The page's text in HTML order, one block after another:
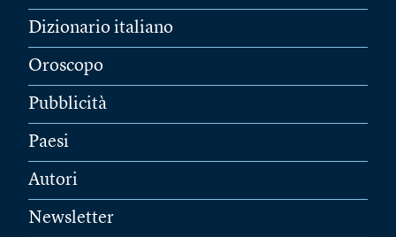
Dizionario italiano
Oroscopo
Pubblicità
Paesi
Autori
Newsletter